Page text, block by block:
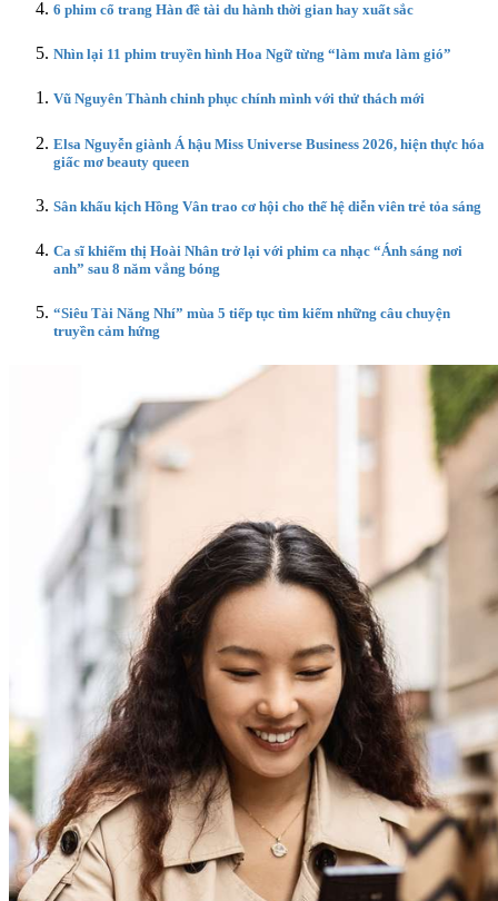
6 phim cổ trang Hàn đề tài du hành thời gian hay xuất sắc
Nhìn lại 11 phim truyền hình Hoa Ngữ từng “làm mưa làm gió”
Vũ Nguyên Thành chinh phục chính mình với thử thách mới
Elsa Nguyễn giành Á hậu Miss Universe Business 2026, hiện thực hóa
giấc mơ beauty queen
Sân khấu kịch Hồng Vân trao cơ hội cho thế hệ diễn viên trẻ tỏa sáng
Ca sĩ khiếm thị Hoài Nhân trở lại với phim ca nhạc “Ánh sáng nơi
anh” sau 8 năm vắng bóng
“Siêu Tài Năng Nhí” mùa 5 tiếp tục tìm kiếm những câu chuyện
truyền cảm hứng